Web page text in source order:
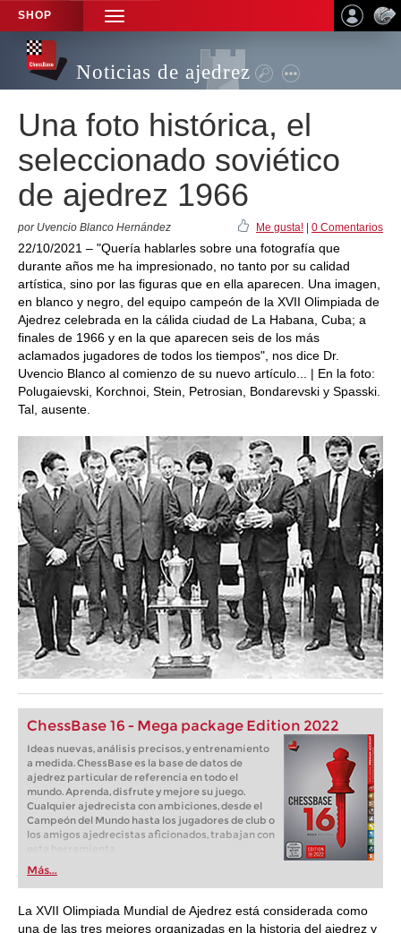
SHOP
TOGGLE
NAVIGATION
Noticias de ajedrez
Una foto histórica, el
seleccionado soviético
de ajedrez 1966
por Uvencio Blanco Hernández Me gusta! 0 Comentarios
22/10/2021 – "Quería hablarles sobre una fotografía que
durante años me ha impresionado, no tanto por su calidad
artística, sino por las figuras que en ella aparecen. Una imagen,
en blanco y negro, del equipo campeón de la XVII Olimpiada de
Ajedrez celebrada en la cálida ciudad de La Habana, Cuba; a
finales de 1966 y en la que aparecen seis de los más
aclamados jugadores de todos los tiempos", nos dice Dr.
Uvencio Blanco al comienzo de su nuevo artículo... | En la foto:
Polugaievski, Korchnoi, Stein, Petrosian, Bondarevski y Spasski.
Tal, ausente.
ChessBase 16 - Mega package Edition 2022
Ideas nuevas, análisis precisos, y entrenamiento
a medida. ChessBase es la base de datos de
ajedrez particular de referencia en todo el
mundo. Aprenda, disfrute y mejore su juego.
Cualquier ajedrecista con ambiciones, desde el
Campeón del Mundo hasta los jugadores de club o
los amigos ajedrecistas aficionados, trabajan con
Más...
La XVII Olimpiada Mundial de Ajedrez está considerada como
una de las tres mejores organizadas en la historia del ajedrez y